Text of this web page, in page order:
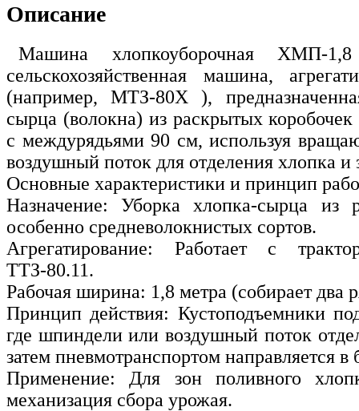
Описание
Машина хлопкоуборочная ХМП-
сельскохозяйственная машина,
(например, МТЗ-80Х ),
сырца (волокна) из раскрытых
с междурядьями 90 см, используя
воздушный поток для отделения хлопка и
Основные характеристики и принцип
Назначение: Уборка хлопка-сырца из
особенно средневолокнистых сортов.
Агрегатирование: Работает с
ТТЗ-80.11.
Рабочая ширина: 1,8 метра (собирает два
Принцип действия: Кустоподъемники
где шпиндели или воздушный поток
затем пневмотранспортом направляется в
Применение: Для зон поливного
механизация сбора урожая.